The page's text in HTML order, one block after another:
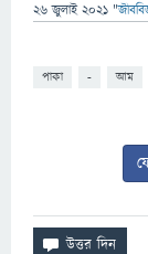
26 জুলাই 2021 "
পাকা - আম